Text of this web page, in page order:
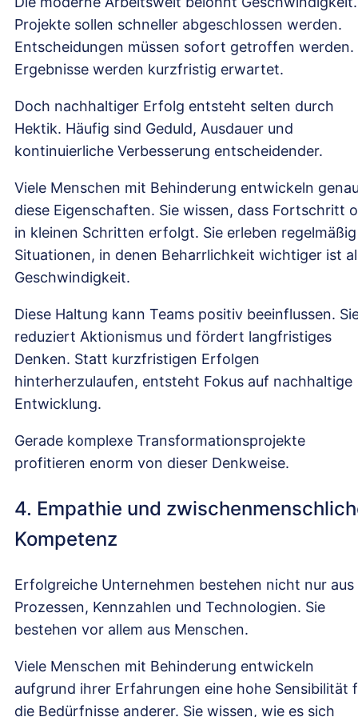
Projekte sollen schneller abgeschlossen werden.
Entscheidungen müssen sofort getroffen werden.
Ergebnisse werden kurzfristig erwartet.
Doch nachhaltiger Erfolg entsteht selten durch
Hektik. Häufig sind Geduld, Ausdauer und
kontinuierliche Verbesserung entscheidender.
Viele Menschen mit Behinderung entwickeln
diese Eigenschaften. Sie wissen, dass Fortschritt
in kleinen Schritten erfolgt. Sie erleben regelmäßig
Situationen, in denen Beharrlichkeit wichtiger ist
Geschwindigkeit.
Diese Haltung kann Teams positiv beeinflussen.
reduziert Aktionismus und fördert langfristiges
Denken. Statt kurzfristigen Erfolgen
hinterherzulaufen, entsteht Fokus auf nachhaltige
Entwicklung.
Gerade komplexe Transformationsprojekte
profitieren enorm von dieser Denkweise.
4. Empathie und
Kompetenz
Erfolgreiche Unternehmen bestehen nicht nur aus
Prozessen, Kennzahlen und Technologien. Sie
bestehen vor allem aus Menschen.
Viele Menschen mit Behinderung entwickeln
aufgrund ihrer Erfahrungen eine hohe Sensibilität
die Bedürfnisse anderer. Sie wissen, wie es sich